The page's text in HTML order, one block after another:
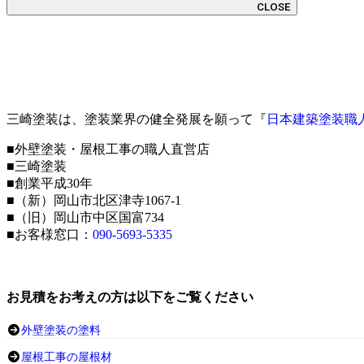
CLOSE
三崎塗装は、塗装業界の健全発展を願って『 日本建築塗装職
■外壁塗装・屋根工事の職人直営店
■三崎塗装
■創業平成30年
■（新）岡山市北区津寺1067-1
■（旧）岡山市中区国富734
■お客様窓口： 090-5693-5335
お見積をお考えの方は以下をご覧ください
外壁塗装の塗料
屋根工事の屋根材